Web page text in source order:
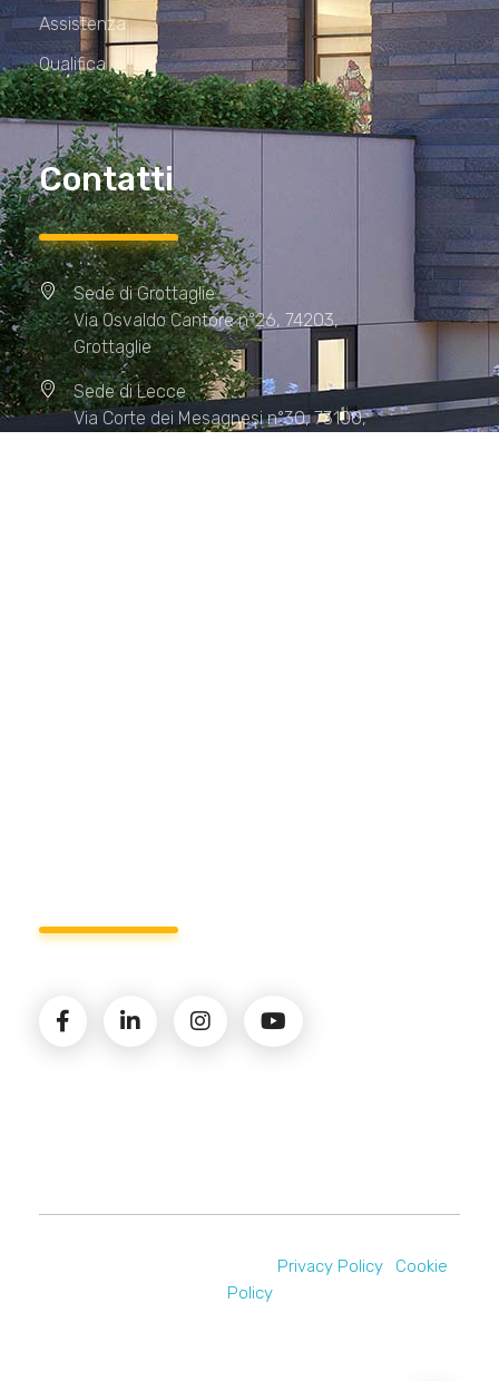
Assistenza
Qualifica
Contatti
Sede di Grottaglie
Via Osvaldo Cantore n°26, 74203,
Grottaglie
Sede di Lecce
Via Corte dei Mesagnesi n°30, 73100,
Privacy Policy| Cookie
Policy